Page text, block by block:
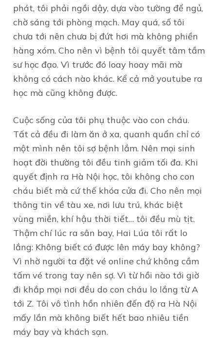
phát, tôi phải ngồi dậy, dựa vào tường để ngủ,
chờ sáng tới phòng mạch. May quá, số tôi
chưa tới nên chưa bị đứt hơi mà không phiền
hàng xóm. Cho nên vì bệnh tôi quyết tâm tầm
sư học đạo. Vì trước đó loay hoay mãi mà
không có cách nào khác. Kể cả mở youtube ra
học mà cũng không được.
Cuộc sống của tôi phụ thuộc vào con cháu.
Tất cả đều đi làm ăn ở xa, quanh quẩn chỉ có
một mình nên tôi sợ bệnh lắm. Nên mọi sinh
hoạt đời thường tôi đều tinh giảm tối đa. Khi
quyết định ra Hà Nội học, tôi không cho con
cháu biết mà cứ thế khóa cửa đi. Cho nên mọi
thông tin về tàu xe, nơi lưu trú, khác biệt
vùng miền, khí hậu thời tiết… tôi đều mù tịt.
Thậm chí lúc ra sân bay, Hai Lúa tôi rất lo
lắng: Không biết có được lên máy bay không?
Vì nhờ người ta đặt vé online chứ không cầm
tấm vé trong tay nên sợ. Vì từ hồi nào tới giờ
đi khắp mọi nơi đều do con cháu lo lắng từ A
tới Z. Tôi vô tình hồn nhiên đến độ ra Hà Nội
mấy lần mà không biết hết bao nhiêu tiền
máy bay và khách sạn.